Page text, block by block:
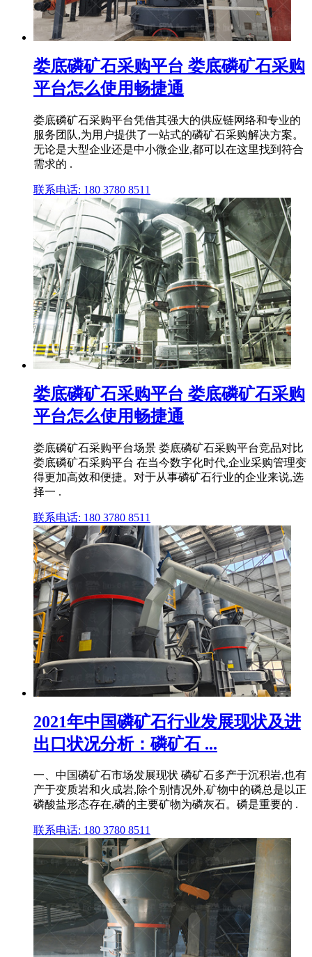
娄底磷矿石采购平台 娄底磷矿石采购
平台怎么使用畅捷通
娄底磷矿石采购平台凭借其强大的供应链网络和专业的
服务团队,为用户提供了一站式的磷矿石采购解决方案。
无论是大型企业还是中小微企业,都可以在这里找到符合
需求的 .
联系电话: 180 3780 8511
娄底磷矿石采购平台 娄底磷矿石采购
平台怎么使用畅捷通
娄底磷矿石采购平台场景 娄底磷矿石采购平台竞品对比
娄底磷矿石采购平台 在当今数字化时代,企业采购管理变
得更加高效和便捷。对于从事磷矿石行业的企业来说,选
择一 .
联系电话: 180 3780 8511
2021年中国磷矿石行业发展现状及进
出口状况分析：磷矿石 ...
一、中国磷矿石市场发展现状 磷矿石多产于沉积岩,也有
产于变质岩和火成岩,除个别情况外,矿物中的磷总是以正
磷酸盐形态存在,磷的主要矿物为磷灰石。磷是重要的 .
联系电话: 180 3780 8511